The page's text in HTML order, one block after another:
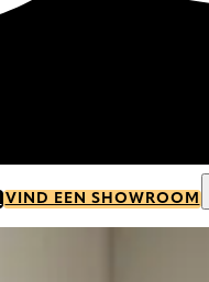
VIND EEN SHOWROOM